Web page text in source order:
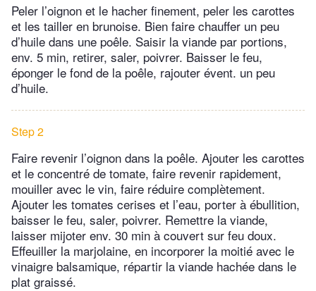
Peler l’oignon et le hacher finement, peler les carottes
et les tailler en brunoise. Bien faire chauffer un peu
d’huile dans une poêle. Saisir la viande par portions,
env. 5 min, retirer, saler, poivrer. Baisser le feu,
éponger le fond de la poêle, rajouter évent. un peu
d’huile.
Step 2
Faire revenir l’oignon dans la poêle. Ajouter les carottes
et le concentré de tomate, faire revenir rapidement,
mouiller avec le vin, faire réduire complètement.
Ajouter les tomates cerises et l’eau, porter à ébullition,
baisser le feu, saler, poivrer. Remettre la viande,
laisser mijoter env. 30 min à couvert sur feu doux.
Effeuiller la marjolaine, en incorporer la moitié avec le
vinaigre balsamique, répartir la viande hachée dans le
plat graissé.